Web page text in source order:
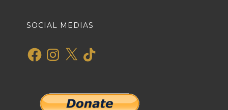
SOCIAL MEDIAS
FacebookInstagram
X TikTok